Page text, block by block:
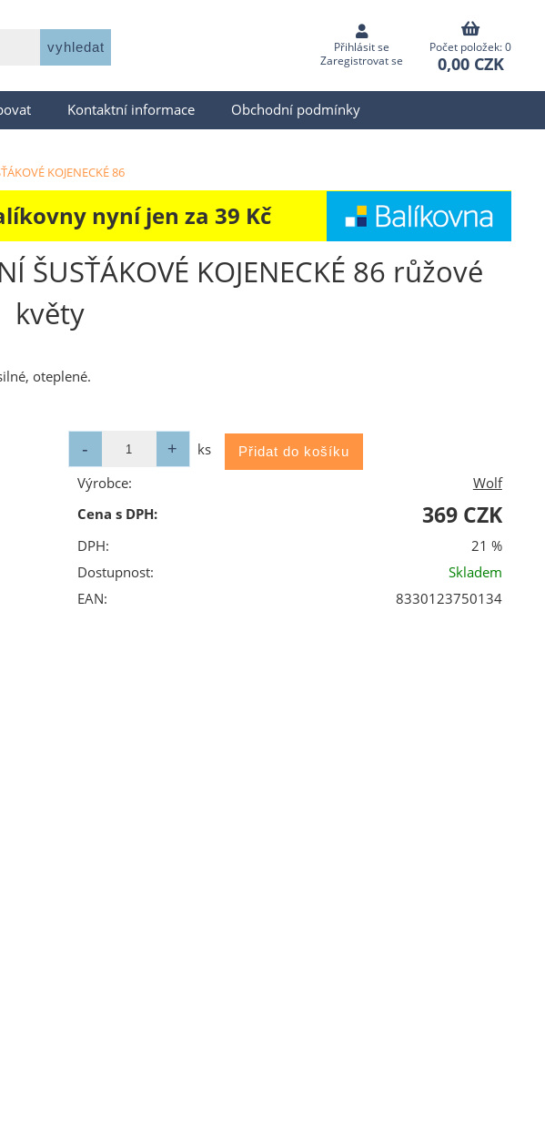
Přihlásit se
Zaregistrovat se
Počet položek: 0
0,00 CZK
Kontaktní informace Obchodní podmínky
KOJENECKÉ 86
nyní jen za 39 Kč
ŠUSŤÁKOVÉ KOJENECKÉ 86 růžové
květy
oteplené.
ks
Výrobce:
Wolf
Cena s DPH:
369 CZK
DPH:
21 %
Dostupnost:
Skladem
EAN:
8330123750134